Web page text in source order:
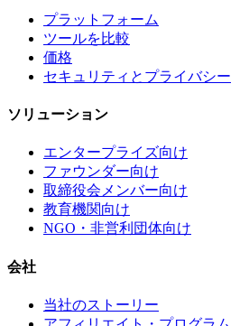
プラットフォーム
ツールを比較
価格
セキュリティとプライバシー
ソリューション
エンタープライズ向け
ファウンダー向け
取締役会メンバー向け
教育機関向け
NGO・非営利団体向け
会社
当社のストーリー